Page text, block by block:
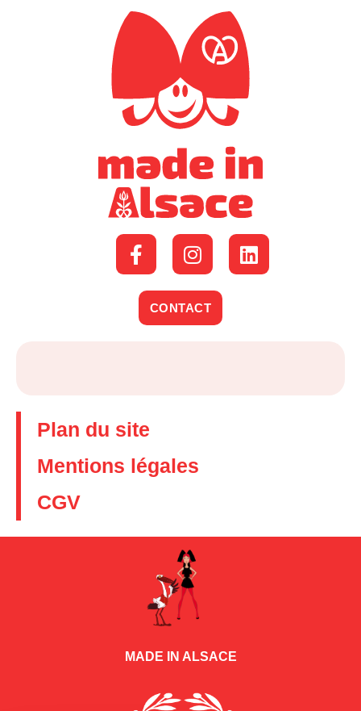
CONTACT
Plan du site
Mentions légales
CGV
MADE IN ALSACE